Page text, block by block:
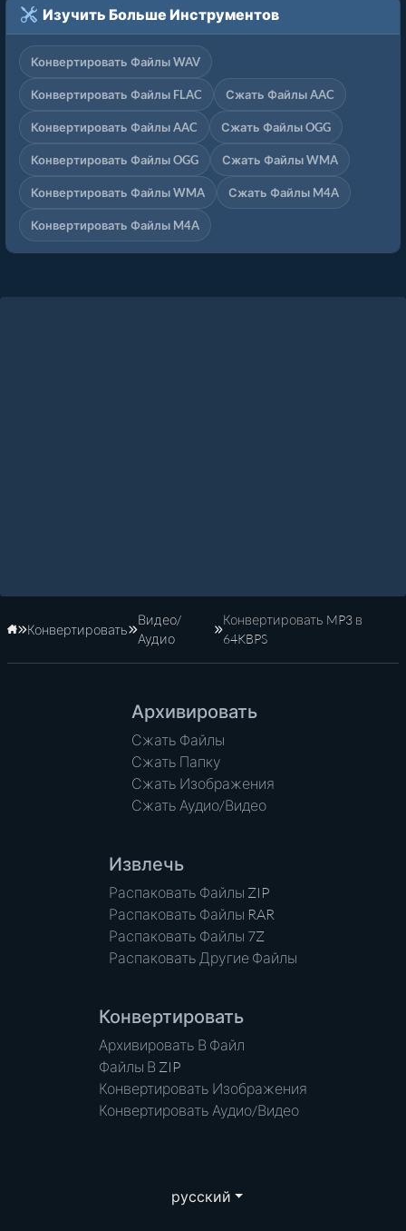
Изучить Больше Инструментов
Конвертировать Файлы WAV
Конвертировать Файлы FLAC Сжать Файлы AAC
Конвертировать Файлы AAC Сжать Файлы OGG
Конвертировать Файлы OGG Сжать Файлы WMA
Конвертировать Файлы WMA Сжать Файлы M4A
Конвертировать Файлы M4A
Главная
Конвертировать
Видео/
Аудио
Конвертировать MP3 в
64KBPS
Архивировать
Сжать Файлы
Сжать Папку
Сжать Изображения
Сжать Аудио/Видео
Извлечь
Распаковать Файлы ZIP
Распаковать Файлы RAR
Распаковать Файлы 7Z
Распаковать Другие Файлы
Конвертировать
Архивировать В Файл
Файлы В ZIP
Конвертировать Изображения
Конвертировать Аудио/Видео
русский